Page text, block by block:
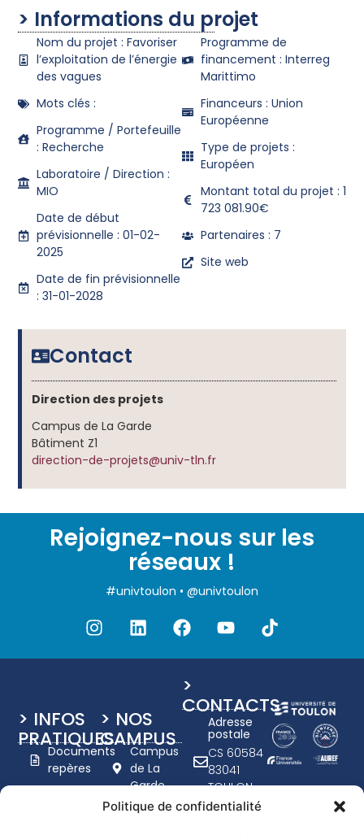
Politique de confidentialité
> Informations du projet
Nom du projet : Favoriser
l’exploitation de l’énergie
des vagues
Mots clés :
Programme / Portefeuille
: Recherche
Laboratoire / Direction :
MIO
Date de début
prévisionnelle : 01-02-
2025
Date de fin prévisionnelle
: 31-01-2028
Programme de
financement : Interreg
Marittimo
Financeurs : Union
Européenne
Type de projets :
Européen
Montant total du projet : 1
723 081.90€
Partenaires : 7
Site web
Contact
Direction des projets
Campus de La Garde
Bâtiment Z1
direction-de-projets@univ-tln.fr
Rejoignez-nous sur les
réseaux !
#univtoulon • @univtoulon
>
CONTACTS
Adresse
postale
CS 60584
83041
TOULON
CEDEX 9
> NOS
CAMPUS
Campus
de La
Garde
Campus
> INFOS
PRATIQUES
Documents
repères
graphique